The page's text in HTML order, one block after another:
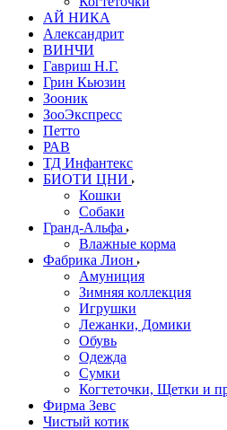
АЙ НИКА
Александрит
ВИНЧИ
Гавриш Н.Г.
Грин Кьюзин
Зооник
ЗооЭкспресс
Петто
РАВ
ТД Инфантекс
БИОТИ ЦНИ
Кошки
Собаки
Гранд-Альфа
Влажные корма
Фабрика Лион
Амуниция
Зимняя коллекция
Игрушки
Лежанки, Домики
Обувь
Одежда
Сумки
Когтеточки, Щетки и
Фирма Зевс
Чистый котик